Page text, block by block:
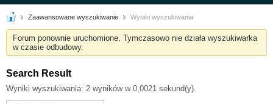
Zaawansowane wyszukiwanie Wyniki wyszukiwania
Forum ponownie uruchomione. Tymczasowo nie działa wyszukiwarka
w czasie odbudowy.
Search Result
Wyniki wyszukiwania: 2 wyników w 0,0021 sekund(y).